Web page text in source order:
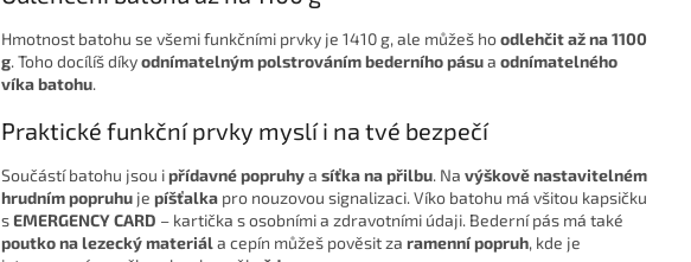
Hmotnost batohu se všemi funkčními prvky je 1410 g, ale můžeš hoodlehčit až na 1100
g. Toho docílíš díkyodnímatelným polstrováním bederního pásua odnímatelného
víka batohu.
Praktické funkční prvky myslí i na tvé bezpečí
Součástí batohu jsou ipřídavné popruhya síťka na přilbu. Na výškově nastavitelném
hrudním popruhu je píšťalka pro nouzovou signalizaci. Víko batohu má všitou kapsičku
s EMERGENCY CARD – kartička s osobními a zdravotními údaji. Bederní pás má také
poutko na lezecký materiála cepín můžeš pověsit za ramenní popruh, kde je